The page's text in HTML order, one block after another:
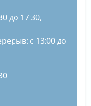
до 17:30,
с 13:00 до